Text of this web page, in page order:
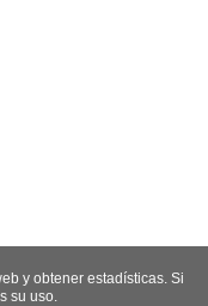
y obtener estadísticas. Si
su uso.